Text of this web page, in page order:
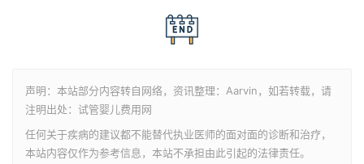
声明：本站部分内容转自网络，资讯整理：Aarvin，如若转载，请
注明出处：试管婴儿费用网
任何关于疾病的建议都不能替代执业医师的面对面的诊断和治疗，
本站内容仅作为参考信息，本站不承担由此引起的法律责任。